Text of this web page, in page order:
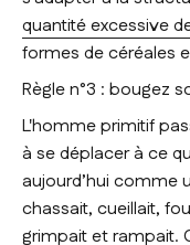
quantité excessive
formes de céréales
Règle n°3 : bougez
L'homme primitif
à se déplacer à ce
aujourd’hui comme
chassait, cueillait,
grimpait et rampait.